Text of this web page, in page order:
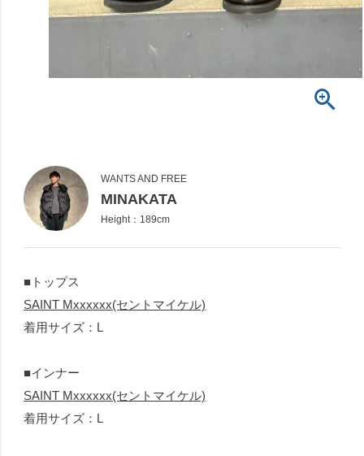
WANTS AND FREE
MINAKATA
Height：189cm
■トップス
SAINT Mxxxxxx(セントマイケル)
着用サイズ：L
■インナー
SAINT Mxxxxxx(セントマイケル)
着用サイズ：L